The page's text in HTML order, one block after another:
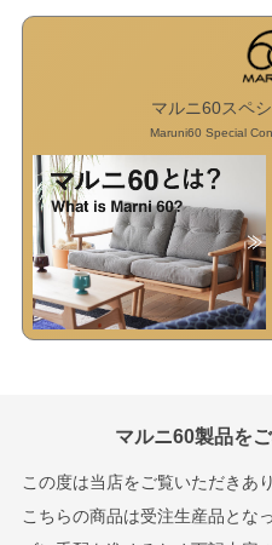
マルニ60スペ
Maruni60 Special
マルニ60製品を
この度は当店をご覧いただきあ
こちらの商品は受注生産品とな